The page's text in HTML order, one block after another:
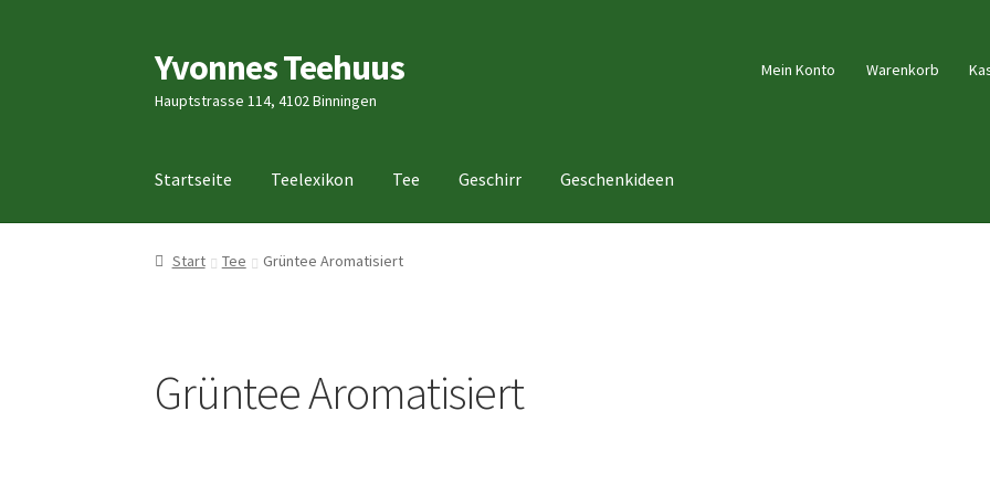
Skip
to
navigation
Skip
to
content
Yvonnes Teehuus
Hauptstrasse 114, 4102 Binningen
Mein Konto Warenkorb
Startseite Teelexikon Tee Geschirr Geschenkideen
Start Tee Grüntee Aromatisiert
Grüntee Aromatisiert